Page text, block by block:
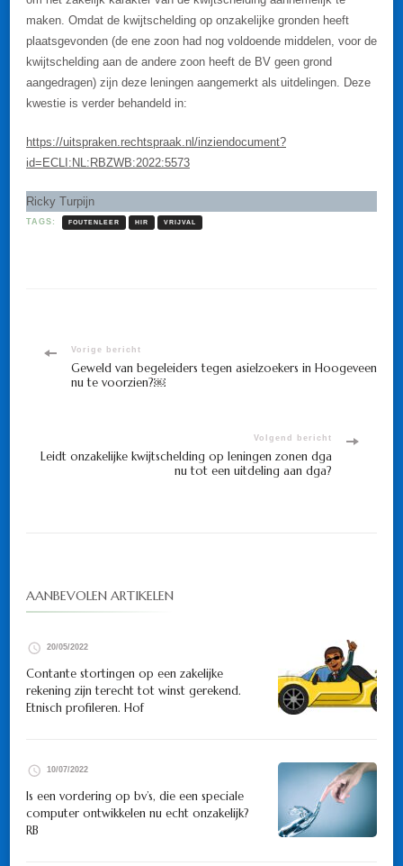
maken. Omdat de kwijtschelding op onzakelijke gronden heeft
plaatsgevonden (de ene zoon had nog voldoende middelen, voor de
kwijtschelding aan de andere zoon heeft de BV geen grond
aangedragen) zijn deze leningen aangemerkt als uitdelingen. Deze
kwestie is verder behandeld in:
https://uitspraken.rechtspraak.nl/inziendocument?
id=ECLI:NL:RBZWB:2022:5573
Ricky Turpijn
TAGS: FOUTENLEER HIR VRIJVAL
Bericht
navigatie
Vorige bericht
Geweld van begeleiders tegen asielzoekers in Hoogeveen
nu te voorzien?￼
Volgend bericht
Leidt onzakelijke kwijtschelding op leningen zonen dga
nu tot een uitdeling aan dga?
AANBEVOLEN ARTIKELEN
20/05/2022
Contante stortingen op een zakelijke
rekening zijn terecht tot winst gerekend.
Etnisch profileren. Hof
10/07/2022
Is een vordering op bv’s, die een speciale
computer ontwikkelen nu echt onzakelijk?
RB